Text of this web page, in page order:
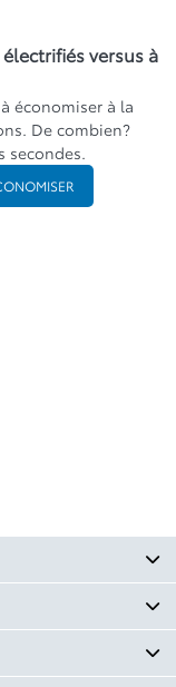
versus à
économiser à la
De combien?
secondes.